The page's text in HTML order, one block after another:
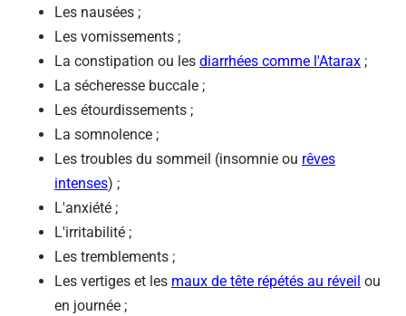
Les nausées ;
Les vomissements ;
La constipation ou les diarrhées comme l'Atarax ;
La sécheresse buccale ;
Les étourdissements ;
La somnolence ;
Les troubles du sommeil (insomnie ou rêves
intenses) ;
L'anxiété ;
L'irritabilité ;
Les tremblements ;
Les vertiges et les maux de tête répétés au réveil ou
en journée ;